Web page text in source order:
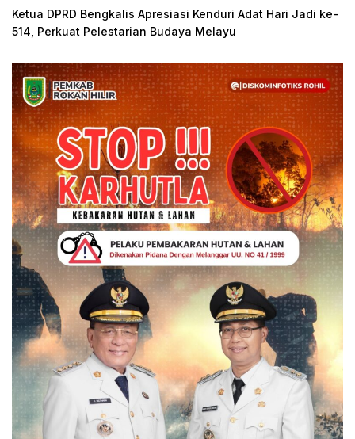
Ketua DPRD Bengkalis Apresiasi Kenduri Adat Hari Jadi ke-
514, Perkuat Pelestarian Budaya Melayu